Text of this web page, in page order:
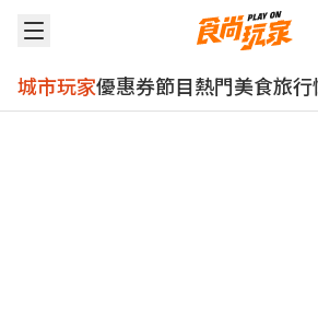
城市玩家優惠券節目熱門美食旅行